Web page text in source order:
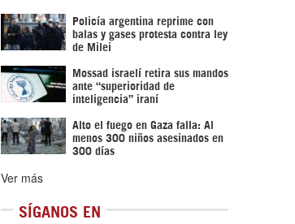
Policía argentina reprime con
balas y gases protesta contra ley
de Milei
Mossad israelí retira sus mandos
ante “superioridad de
inteligencia” iraní
Alto el fuego en Gaza falla: Al
menos 300 niños asesinados en
300 días
Ver más
SÍGANOS EN